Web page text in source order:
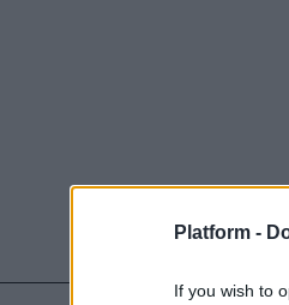
Platform -
If you wish to